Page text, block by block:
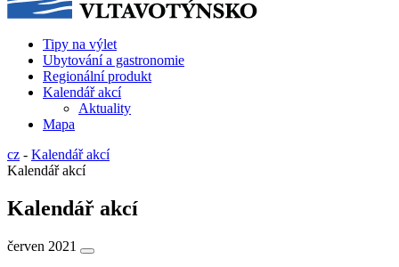
Tipy na výlet
Ubytování a gastronomie
Regionální produkt
Kalendář akcí
Aktuality
Mapa
cz - Kalendář akcí
Kalendář akcí
Kalendář akcí
červen 2021